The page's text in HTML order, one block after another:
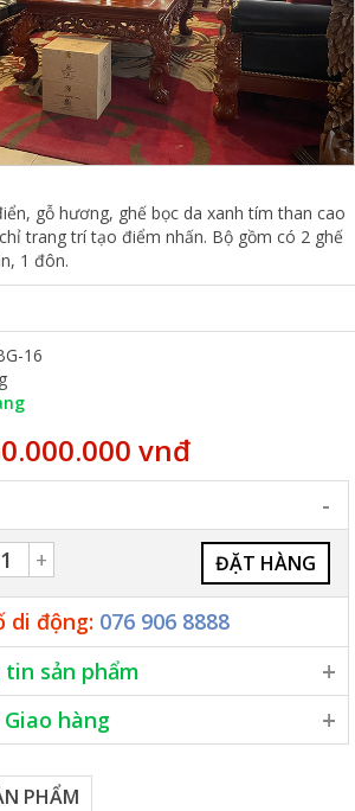
gỗ hương, ghế bọc da xanh tím than cao
trang trí tạo điểm nhấn. Bộ gồm có 2 ghế
1 đôn.
16
vnđ
+
di động: 076 906 8888
sản phẩm
hàng
trong nội thành Hà Nội
toán chuyển khoản, hoặc tiền mặt
PHẨM